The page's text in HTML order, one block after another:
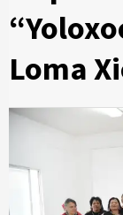
Loma